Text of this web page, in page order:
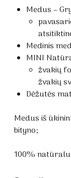
Medus –
Medinis
MINI
žvakių
žvakių
Dėžutės
Medus iš
bityno;
100%